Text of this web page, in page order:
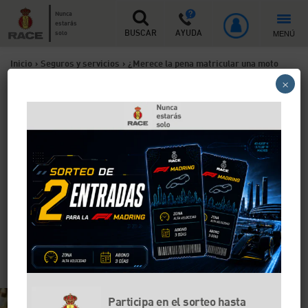
Nunca
estarás
solo
BUSCAR AYUDA MENÚ
Inicio > Seguros y servicios > ¿Merece la pena matricular una moto
¿Merece la pena matricular
una moto como histórica?
Matricular una moto como histórica puede aportar
ventajas fiscales y administrativas, aunque también
implica realizar algunos trámites con los costes que
conllevan. En este contenido te ayudamos a valorar si
te merece la pena matricular una moto como
histórica.
Participa en el sorteo hasta
×